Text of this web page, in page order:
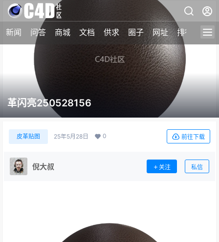
新闻 问答 商城 文档 供求 圈子 网址 排行榜
革闪亮250528156
皮革贴图 25年5月28日 0 前往下载
倪大叔 关注 私信